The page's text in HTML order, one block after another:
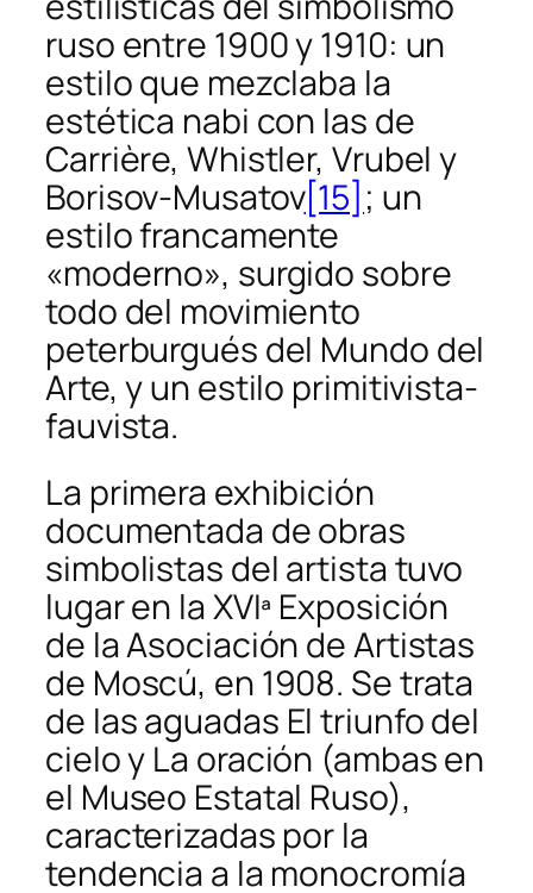
ruso entre 1900 y 1910: un
estilo que mezclaba la
estética nabi con las de
Carrière, Whistler, Vrubel y
Borisov-Musatov[15] ; un
estilo francamente
«moderno», surgido sobre
todo del movimiento
peterburgués del Mundo del
Arte, y un estilo primitivista-
fauvista.
La primera exhibición
documentada de obras
simbolistas del artista tuvo
lugar en la XVIª Exposición
de la Asociación de Artistas
de Moscú, en 1908. Se trata
de las aguadas El triunfo del
cieloy La oración (ambas en
el Museo Estatal Ruso),
caracterizadas por la
tendencia a la monocromía